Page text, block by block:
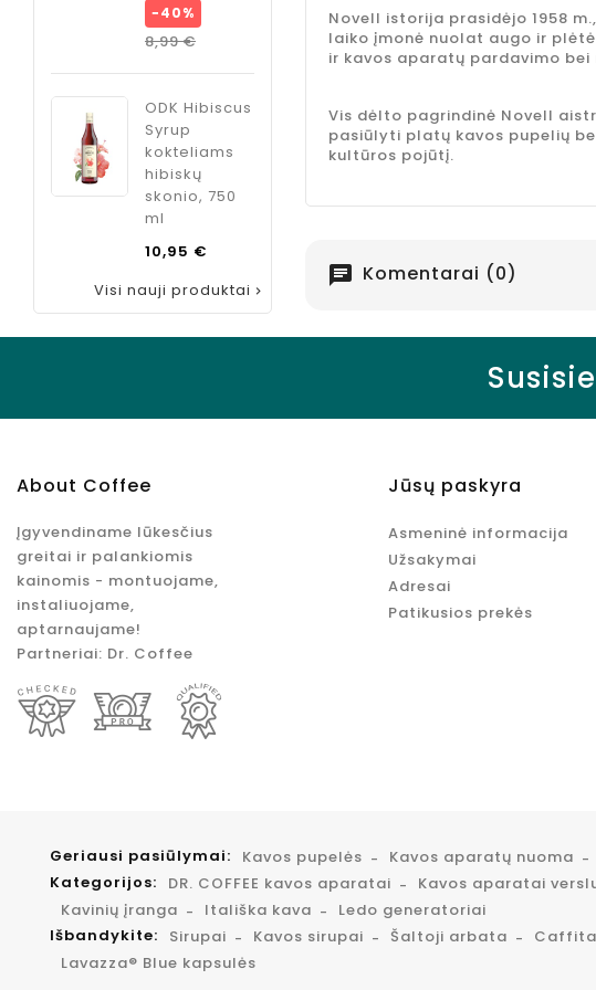
−40%
8,99 €Kaina
ODK Hibiscus
Syrup
kokteliams
hibiskų
skonio, 750
ml
10,95 €
5,84
Visi nauji produktai 
Novell istorija prasidėjo 1958
laiko įmonė nuolat augo ir
ir kavos aparatų pardavimo bei
Vis dėlto pagrindinė Novell
pasiūlyti platų kavos pupelių
kultūros pojūtį.
chat Komentarai (0)
About Coffee
Įgyvendiname lūkesčius
greitai ir palankiomis
kainomis - montuojame,
instaliuojame,
aptarnaujame!
Partneriai: Dr. Coffee
Jūsų paskyra
Asmeninė informacija
Užsakymai
Adresai
Patikusios prekės
Geriausi pasiūlymai: Kavos pupelės Kavos aparatų nuoma
Kategorijos:
DR. COFFEE kavos aparatai Kavos aparatai
Kavinių įranga
Itališka kava
Ledo generatoriai
Išbandykite:
Sirupai Kavos sirupai Šaltoji arbata
Lavazza® Blue kapsulės